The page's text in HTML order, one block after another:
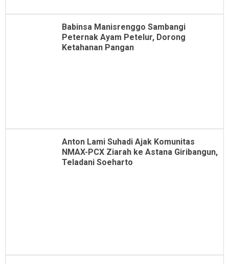
Babinsa Manisrenggo Sambangi
Peternak Ayam Petelur, Dorong
Ketahanan Pangan
Anton Lami Suhadi Ajak Komunitas
NMAX-PCX Ziarah ke Astana Giribangun,
Teladani Soeharto